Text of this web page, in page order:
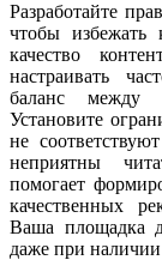
Разработайте
чтобы избежать
качество
настраивать
баланс между
Установите
не
неприятны
помогает
качественных
Ваша площадка
даже при